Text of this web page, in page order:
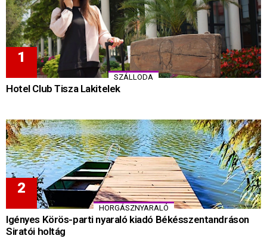
SZÁLLODA
Hotel Club Tisza Lakitelek
HORGÁSZNYARALÓ
Igényes Körös-parti nyaraló kiadó Békésszentandráson
Siratói holtág